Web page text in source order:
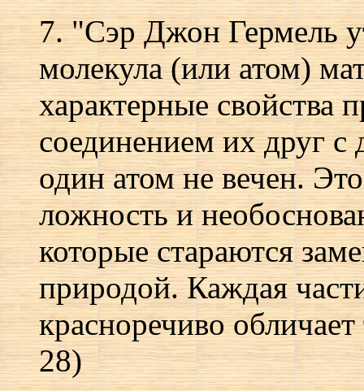
7. "Сэр Джон Гермель
молекула (или атом)
характерные свойства
соединением их друг с
один атом не вечен.
ложность и
которые стараются
природой. Каждая
красноречиво
28)